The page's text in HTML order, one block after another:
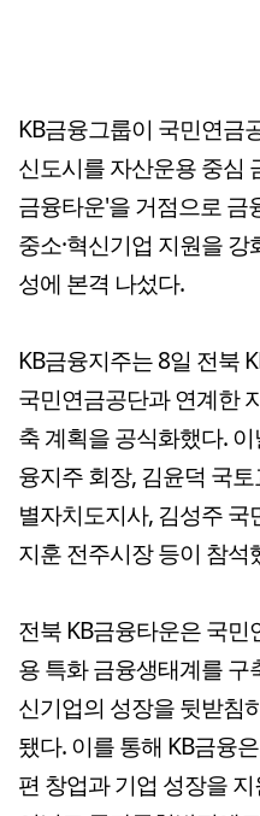
KB금융그룹이 국민연금
신도시를 자산운용 중심
금융타운'을 거점으로
중소·혁신기업 지원을
성에 본격 나섰다.
KB금융지주는 8일 전북
국민연금공단과 연계한
축 계획을 공식화했다.
융지주 회장, 김윤덕 국
별자치도지사, 김성주 국
지훈 전주시장 등이 참석
전북 KB금융타운은 국
용 특화 금융생태계를 구
신기업의 성장을 뒷받침
됐다. 이를 통해 KB금융
편 창업과 기업 성장을